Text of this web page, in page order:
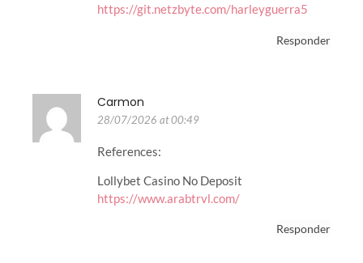
https://git.netzbyte.com/harleyguerra5
Responder
Carmon
28/07/2026 at 00:49
References:
Lollybet Casino No Deposit
https://www.arabtrvl.com/
Responder